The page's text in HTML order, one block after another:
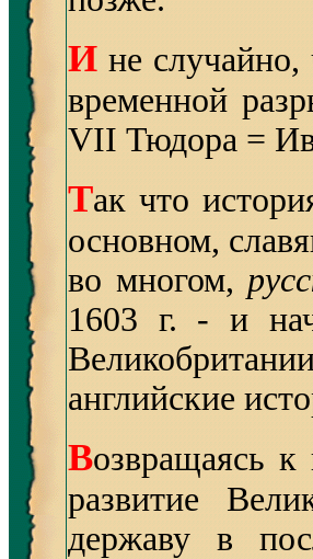
И не
временной
VII Тюдора =
Так что
основном,
во многом,
1603 г. - и
английские
Возвращаясь к
развитие
державу в